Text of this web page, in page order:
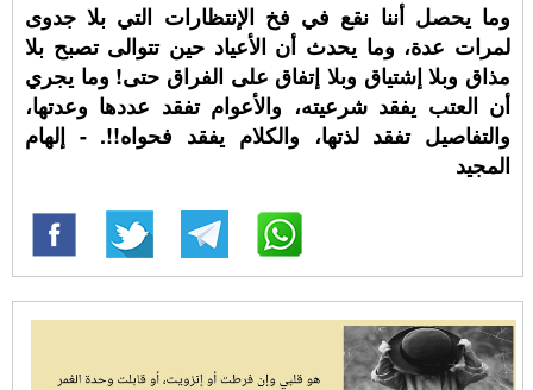
وما يحصل أننا نقع في فخ الإنتظارات التي بلا جدوى
لمرات عدة، وما يحدث أن الأعياد حين تتوالى تصبح بلا
مذاق وبلا إشتياق وبلا إتفاق على الفراق حتى! وما يجري
أن العتب يفقد شرعيته، والأعوام تفقد عددها وعدتها،
والتفاصيل تفقد لذتها، والكلام يفقد فحواه!!. - إلهام
المجيد